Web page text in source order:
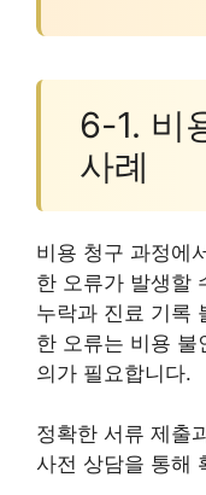
6-1. 비
사례
비용 청구 과정에
한 오류가 발생할
누락과 진료 기록
한 오류는 비용 불
의가 필요합니다.
정확한 서류 제출
사전 상담을 통해